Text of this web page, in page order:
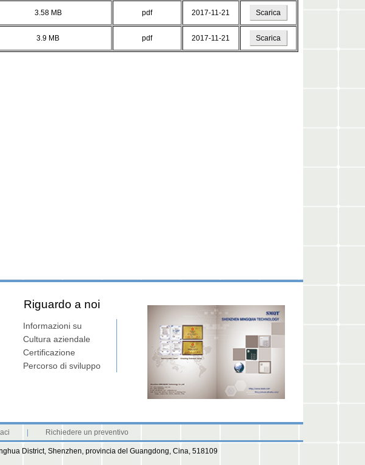
3.58 MB pdf 2017-11-21 Scarica
3.9 MB pdf 2017-11-21 Scarica
Riguardo a noi
Informazioni su
Cultura aziendale
Certificazione
ImportantePercorso di sviluppo
Richiedere un preventivo
District, Shenzhen, provincia del Guangdong, Cina, 518109